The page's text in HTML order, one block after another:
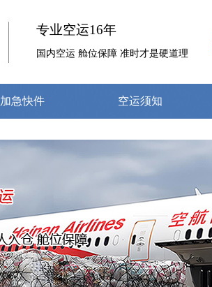
专业空运16年
国内空运 舱位保障 准时才是硬道理
加急快件 空运须知